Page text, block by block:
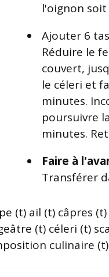
l'oignon
Ajouter 6
Réduire le
couvert,
le céleri et
minutes.
poursuivre
minutes.
Faire à
Transférer
(t) ail (t) câpres
(t) céleri (t)
culinaire